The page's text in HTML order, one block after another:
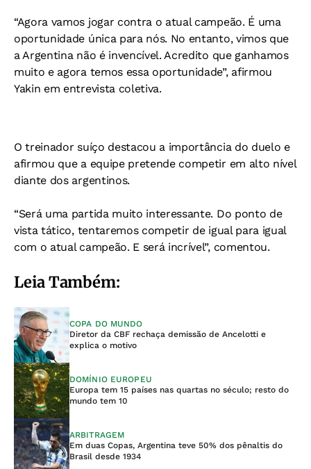
“Agora vamos jogar contra o atual campeão. É uma
oportunidade única para nós. No entanto, vimos que
a Argentina não é invencível. Acredito que ganhamos
muito e agora temos essa oportunidade”, afirmou
Yakin em entrevista coletiva.
O treinador suíço destacou a importância do duelo e
afirmou que a equipe pretende competir em alto nível
diante dos argentinos.
“Será uma partida muito interessante. Do ponto de
vista tático, tentaremos competir de igual para igual
com o atual campeão. E será incrível”, comentou.
Leia Também:
COPA DO MUNDO
Diretor da CBF rechaça demissão de Ancelotti e
explica o motivo
DOMÍNIO EUROPEU
Europa tem 15 países nas quartas no século; resto do
mundo tem 10
ARBITRAGEM
Em duas Copas, Argentina teve 50% dos pênaltis do
Brasil desde 1934